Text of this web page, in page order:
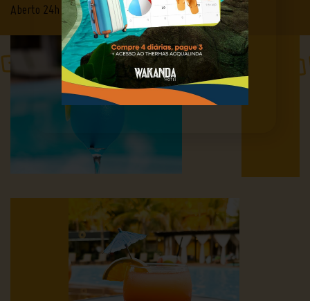
Aberto 24h